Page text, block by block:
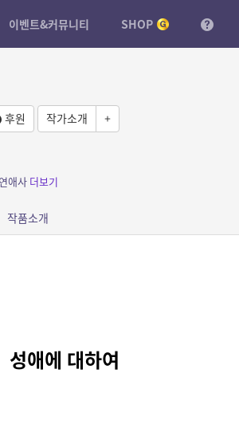
이벤트&커뮤니티 SHOP
후원 작가소개 +
애사 더보기
작품소개
성애에 대하여